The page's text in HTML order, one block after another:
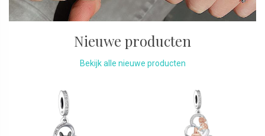
Nieuwe producten
Bekijk alle nieuwe producten